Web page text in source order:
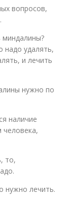
вопросов,
миндалины?
надо удалять,
и лечить
нужно по
наличие
человека,
то,
нужно лечить.